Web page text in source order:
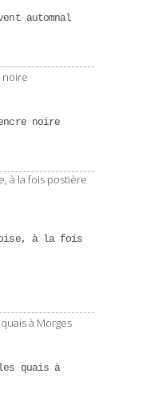
automnal
noire
à la fois
quais à